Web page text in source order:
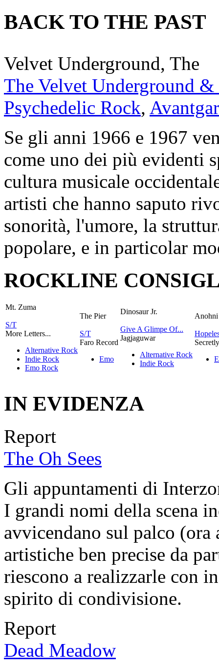
BACK TO THE PAST
Velvet Underground, The
The Velvet Underground
Psychedelic Rock,
Se gli anni 1966 e 1967
come uno dei più evidenti
cultura musicale
artisti che hanno saputo
sonorità, l'umore, la
popolare, e in particolar
ROCKLINE
Mt. Zuma
S/T
More Letters...
Alternative Rock
Indie Rock
Emo Rock
The Pier
S/T
Faro Record
Emo
Dinosaur Jr.
Give A Glimpe Of...
Jagjaguwar
Alternative Rock
Indie Rock
Anohni
IN EVIDENZA
Report
The Oh Sees
Gli appuntamenti di
I grandi nomi della scena
avvicendano sul palco (ora
artistiche ben precise da
riescono a realizzarle con
spirito di condivisione.
Report
Dead Meadow